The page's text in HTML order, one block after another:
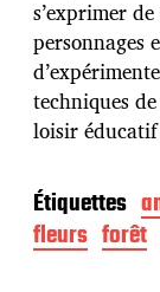
s’exprimer
personnages
techniques
loisir
Étiquettes
fleurs forêt